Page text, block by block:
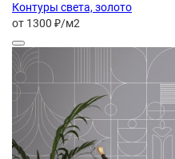
Контуры света, золото
от 1300 ₽/м2